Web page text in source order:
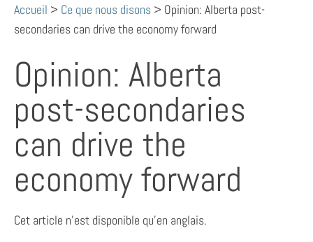
Accueil > Ce que nous disons > Opinion: Alberta post-
secondaries can drive the economy forward
Opinion: Alberta
post-secondaries
can drive the
economy forward
Cet article n’est disponible qu’en anglais.